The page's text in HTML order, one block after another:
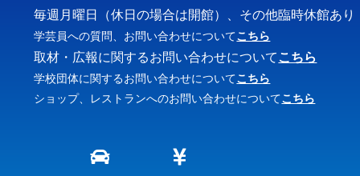
毎週月曜日（休日の場合は開館）、その他臨時休館あり
学芸員への質問、お問い合わせについてこちら
取材・広報に関するお問い合わせについて こちら
学校団体に関するお問い合わせについてこちら
ショップ、レストランへのお問い合わせについてこちら